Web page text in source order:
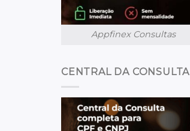
Appfinex Consultas
CENTRAL DA CONSULTA